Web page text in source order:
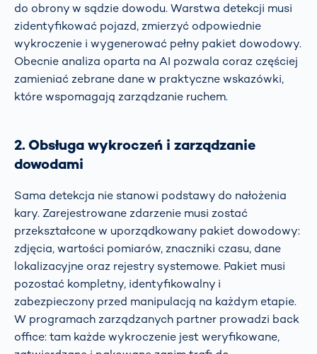
do obrony w sądzie dowodu. Warstwa detekcji musi
zidentyfikować pojazd, zmierzyć odpowiednie
wykroczenie i wygenerować pełny pakiet dowodowy.
Obecnie analiza oparta na AI pozwala coraz częściej
zamieniać zebrane dane w praktyczne wskazówki,
które wspomagają zarządzanie ruchem.
2. Obsługa wykroczeń i zarządzanie
dowodami
Sama detekcja nie stanowi podstawy do nałożenia
kary. Zarejestrowane zdarzenie musi zostać
przekształcone w uporządkowany pakiet dowodowy:
zdjęcia, wartości pomiarów, znaczniki czasu, dane
lokalizacyjne oraz rejestry systemowe. Pakiet musi
pozostać kompletny, identyfikowalny i
zabezpieczony przed manipulacją na każdym etapie.
W programach zarządzanych partner prowadzi back
office: tam każde wykroczenie jest weryfikowane,